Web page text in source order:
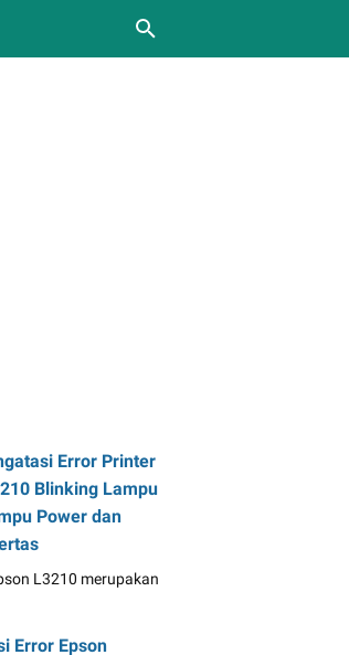
Error Printer
Blinking Lampu
Power dan
L3210 merupakan
Error Epson